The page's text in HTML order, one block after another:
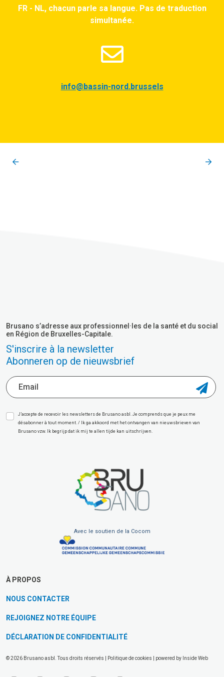
FR - NL, chacun parle sa langue. Pas de traduction
simultanée.
info@bassin-nord.brussels
Brusano s’adresse aux professionnel·les de la santé et du social
en Région de Bruxelles-Capitale.
S'inscrire à la newsletter
Abonneren op de nieuwsbrief
J’accepte de recevoir les newsletters de Brusano asbl. Je comprends que je peux me
désabonner à tout moment. / Ik ga akkoord met het ontvangen van nieuwsbrieven van
Brusano vzw. Ik begrijp dat ik mij te allen tijde kan uitschrijven.
Avec le soutien de la Cocom
À PROPOS
NOUS CONTACTER
REJOIGNEZ NOTRE ÉQUIPE
DÉCLARATION DE CONFIDENTIALITÉ
© 2026 Brusano asbl. Tous droits réservés | Politique de cookies | powered by Inside Web